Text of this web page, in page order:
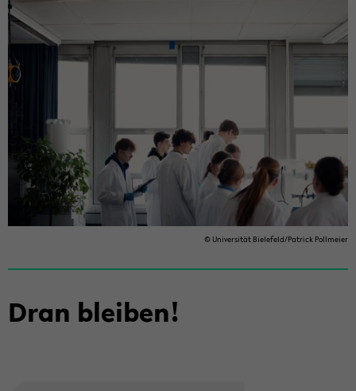
© Uni­ver­si­tät Bie­le­feld/Pa­trick Poll­mei­er
Dran blei­ben!